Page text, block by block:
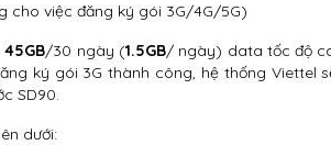
cho việc đăng ký gói 3G/4G/5G)
45GB/30 ngày (1.5GB/ ngày) data tốc độ
ký gói 3G thành công, hệ thống Viettel
SD90.
dưới: